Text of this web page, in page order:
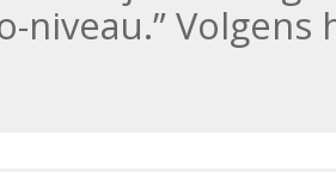
niveau.”